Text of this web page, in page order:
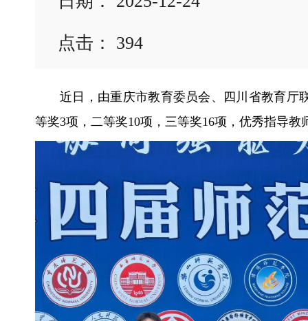
点击： 394
近日，由重庆市教育委员会、四川省教育厅
等奖3项，二等奖10项，三等奖16项，优秀指导